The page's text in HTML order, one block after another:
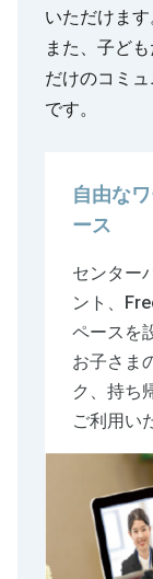
いただけます
また、子ど
だけのコミ
です。
自由な
ース
センター
ント、
ペースを
お子さま
ク、持ち
ご利用い